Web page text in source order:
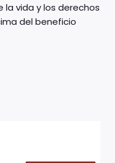
la vida y los derechos
del beneficio